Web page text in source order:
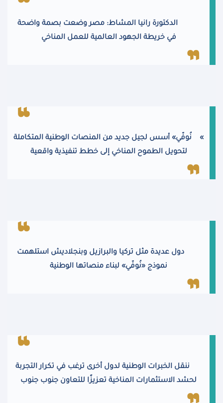
الدكتورة رانيا المشاط: مصر وضعت بصمة واضحة
في خريطة الجهود العالمية للعمل المناخي
« نُوفّي» أسس لجيل جديد من المنصات الوطنية المتكاملة
لتحويل الطموح المناخي إلى خطط تنفيذية واقعية
دول عديدة مثل تركيا والبرازيل وبنجلاديش استلهمت
نموذج «نُوفّي» لبناء منصاتها الوطنية
ننقل الخبرات الوطنية لدول أخرى ترغب في تكرار التجربة
لحشد الاستثمارات المناخية تعزيزًا للتعاون جنوب جنوب